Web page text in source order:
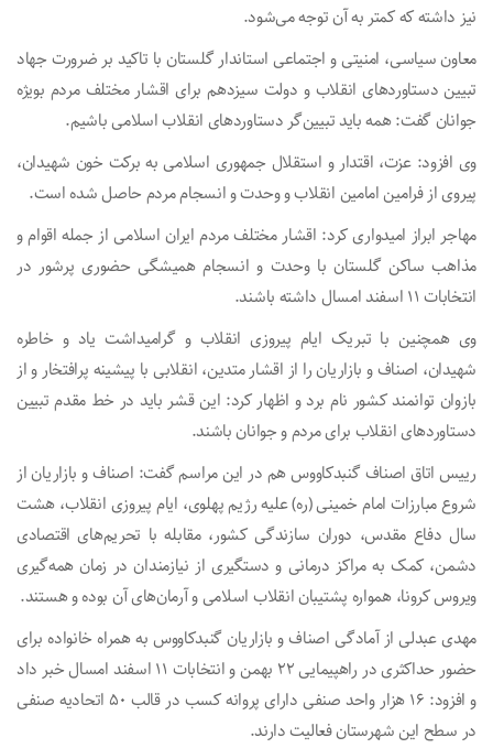
نیز داشته که کمتر به آن توجه می‌شود.
معاون سیاسی، امنیتی و اجتماعی استاندار گلستان با تاکید بر ضرورت جهاد
تبیین دستاوردهای انقلاب و دولت سیزدهم برای اقشار مختلف مردم بویژه
جوانان گفت: همه باید تبیین‌گر دستاوردهای انقلاب اسلامی باشیم.
وی افزود: عزت، اقتدار و استقلال جمهوری اسلامی به برکت خون شهیدان،
پیروی از فرامین امامین انقلاب و وحدت و انسجام مردم حاصل شده است.
مهاجر ابراز امیدواری کرد: اقشار مختلف مردم ایران اسلامی از جمله اقوام و
مذاهب ساکن گلستان با وحدت و انسجام همیشگی حضوری پرشور در
انتخابات ۱۱ اسفند امسال داشته باشند.
وی همچنین با تبریک ایام پیروزی انقلاب و گرامیداشت یاد و خاطره
شهیدان، اصناف و بازاریان را از اقشار متدین، انقلابی با پیشینه پرافتخار و از
بازوان توانمند کشور نام برد و اظهار کرد: این قشر باید در خط مقدم تبیین
دستاوردهای انقلاب برای مردم و جوانان باشند.
رییس اتاق اصناف گنبدکاووس هم در این مراسم گفت: اصناف و بازاریان از
شروع مبارزات امام خمینی (ره) علیه رژیم پهلوی، ایام پیروزی انقلاب، هشت
سال دفاع مقدس، دوران سازندگی کشور، مقابله با تحریم‌های اقتصادی
دشمن، کمک به مراکز درمانی و دستگیری از نیازمندان در زمان همه‌گیری
ویروس کرونا، همواره پشتیبان انقلاب اسلامی و آرمان‌های آن بوده و هستند.
مهدی عبدلی از آمادگی اصناف و بازاریان گنبدکاووس به همراه خانواده برای
حضور حداکثری در راهپیمایی ۲۲ بهمن و انتخابات ۱۱ اسفند امسال خبر داد
و افزود: ۱۶ هزار واحد صنفی دارای پروانه کسب در قالب ۵۰ اتحادیه صنفی
در سطح این شهرستان فعالیت دارند.